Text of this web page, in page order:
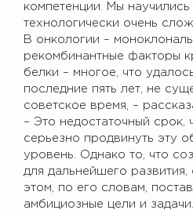
компетенции. Мы научились
технологически очень
В онкологии –
рекомбинантные факторы
белки – многое, что
последние пять лет, не
советское время, –
– Это недостаточный срок,
серьезно продвинуть эту
уровень. Однако то, что
для дальнейшего развития,
этом, по его словам,
амбициозные цели и задачи.